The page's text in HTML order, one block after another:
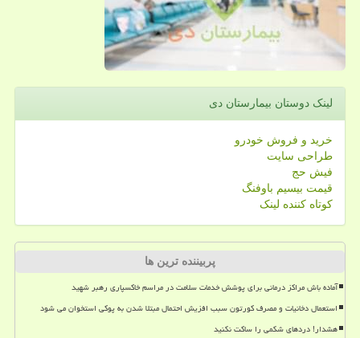
لینک دوستان بیمارستان دی
خرید و فروش خودرو
طراحی سایت
فیش حج
قیمت بیسیم باوفنگ
کوتاه کننده لینک
پربیننده ترین ها
آماده باش مراکز درمانی برای پوشش خدمات سلامت در مراسم خاکسپاری رهبر شهید
استعمال دخانیات و مصرف کورتون سبب افزیش احتمال مبتلا شدن به پوکی استخوان می شود
هشدار! دردهای شکمی را ساکت نکنید